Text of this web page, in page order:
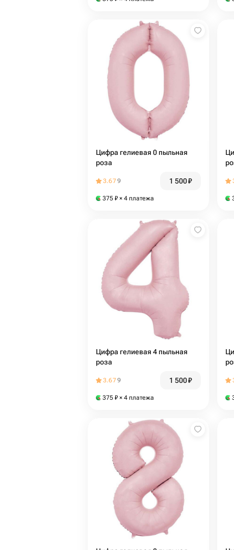
Цифра гелиевая 0 пыльная
роза
3.679 1 500₽
375 ₽ × 4 платежа
Цифра гелиевая 4 пыльная
роза
3.679 1 500₽
375 ₽ × 4 платежа